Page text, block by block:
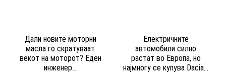
Дали новите моторни
масла го скратуваат
векот на моторот? Еден
инженер...
Електричните
автомобили силно
растат во Европа, но
најмногу се купува Dacia...